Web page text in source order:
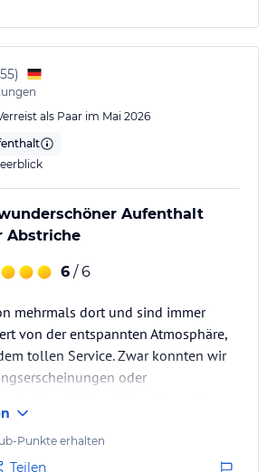
)
als Paar im Mai 2026
Aufenthalt
Abstriche
6 / 6
mehrmals dort und sind immer
von der entspannten Atmosphäre,
tollen Service. Zwar konnten wir
oder
mehr einen wunderschönen,
Punkte erhalten
Teilen